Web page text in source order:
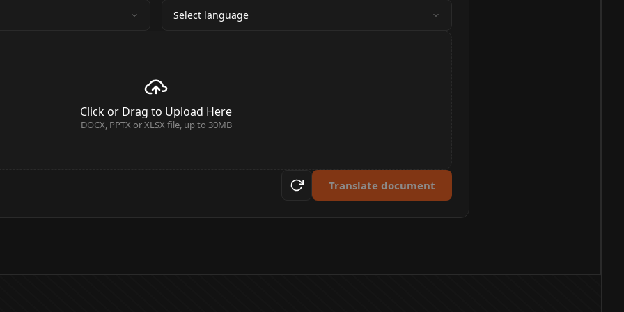
Select language
Click or Drag to Upload Here
DOCX, PPTX or XLSX file, up to 30MB
Translate document